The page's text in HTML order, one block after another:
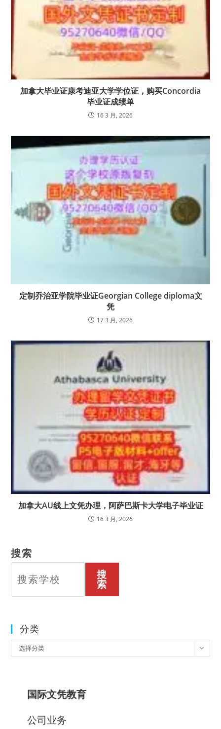
加拿大毕业证康考迪亚大学学位证，购买Concordia
毕业证成绩单
16 3 月, 2026
定制乔治亚学院毕业证Georgian College diploma文
凭
17 3 月, 2026
加拿大AU线上文凭办理，阿萨巴斯卡大学电子毕业证
16 3 月, 2026
搜索
搜
索
分类
类
选择分类
国际文凭教育
公司业务